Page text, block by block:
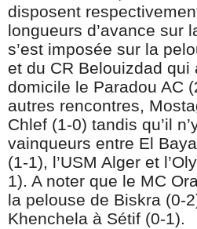
disposent
longueurs d’avance sur
s’est imposée sur la
et du CR Belouizdad qui
domicile le Paradou AC
autres rencontres,
Chlef (1-0) tandis qu’il
vainqueurs entre El
(1-1), l’USM Alger et
1). A noter que le MC
la pelouse de Biskra (0-
Khenchela à Sétif (0-1).